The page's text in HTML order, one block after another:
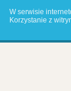
W serwisie
Korzystanie z